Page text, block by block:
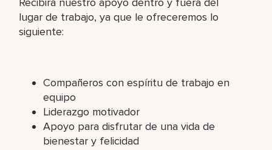
lugar de trabajo, ya que le ofreceremos lo
siguiente:
Compañeros con espíritu de trabajo en
equipo
Liderazgo motivador
Apoyo para disfrutar de una vida de
bienestar y felicidad